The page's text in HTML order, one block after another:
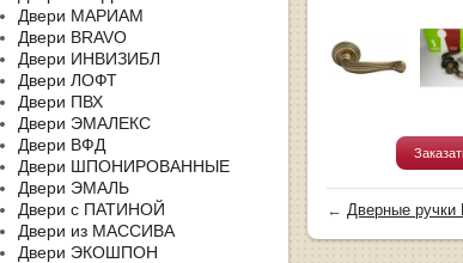
Двери МАРИАМ
Двери BRAVO
Двери ИНВИЗИБЛ
Двери ЛОФТ
Двери ПВХ
Двери ЭМАЛЕКС
Двери ВФД
Двери ШПОНИРОВАННЫЕ
Двери ЭМАЛЬ
Двери с ПАТИНОЙ
Двери из МАССИВА
Двери ЭКОШПОН
← Дверные ручки